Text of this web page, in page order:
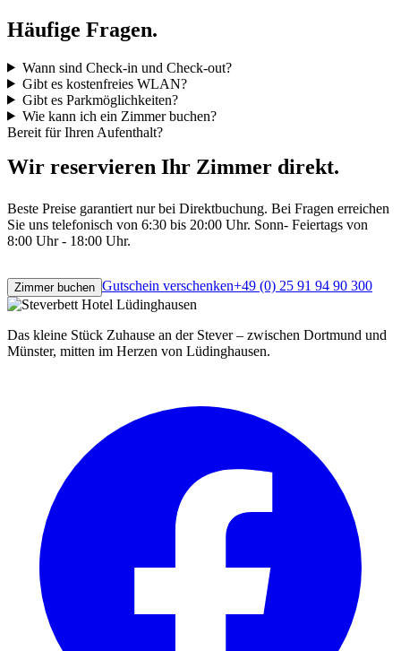
Häufige Fragen.
Wann sind Check-in und Check-out?
Gibt es kostenfreies WLAN?
Gibt es Parkmöglichkeiten?
Wie kann ich ein Zimmer buchen?
Bereit für Ihren Aufenthalt?
Wir reservieren Ihr Zimmer direkt.
Beste Preise garantiert nur bei Direktbuchung. Bei Fragen erreichen
Sie uns telefonisch von 6:30 bis 20:00 Uhr. Sonn- Feiertags von
8:00 Uhr - 18:00 Uhr.
Zimmer buchen Gutschein verschenken+49 (0) 25 91 94 90 300
Das kleine Stück Zuhause an der Stever – zwischen Dortmund und
Münster, mitten im Herzen von Lüdinghausen.